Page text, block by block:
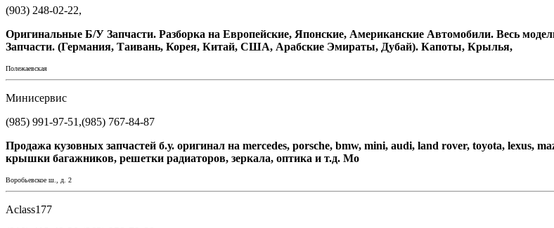
(903) 248-02-22,
Оригинальные Б/У Запчасти. Разборка на Европейские, Японские, Американские Автомобили. Весь
Запчасти. (Германия, Таивань, Корея, Китай, США, Арабские Эмираты, Дубай). Капоты, Крылья,
Полежаевская
Минисервис
(985) 991-97-51,(985) 767-84-87
Продажа кузовных запчастей б.у. оригинал на mercedes, porsche, bmw, mini, audi, land rover, toyota, lexus,
крышки багажников, решетки радиаторов, зеркала, оптика и т.д. Мо
Воробьевское ш., д. 2
Aclass177